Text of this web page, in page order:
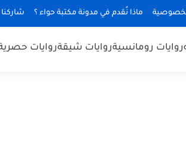
ماذا نُقدم في مدونة مكتبة حواء ؟
روايات رومانسيةروايات شيقةروايات